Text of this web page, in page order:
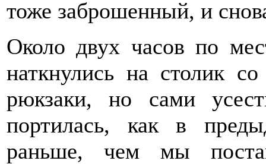
тоже заброшенный, и
Около двух часов по
наткнулись на столик
рюкзаки, но сами
портилась, как в
раньше, чем мы